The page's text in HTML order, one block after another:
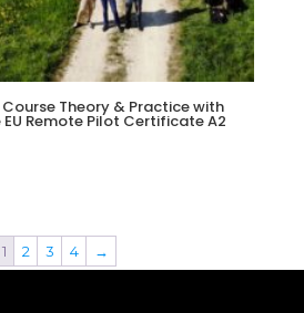
Theory & Practice with
Remote Pilot Certificate A2
1 2 3 4 →